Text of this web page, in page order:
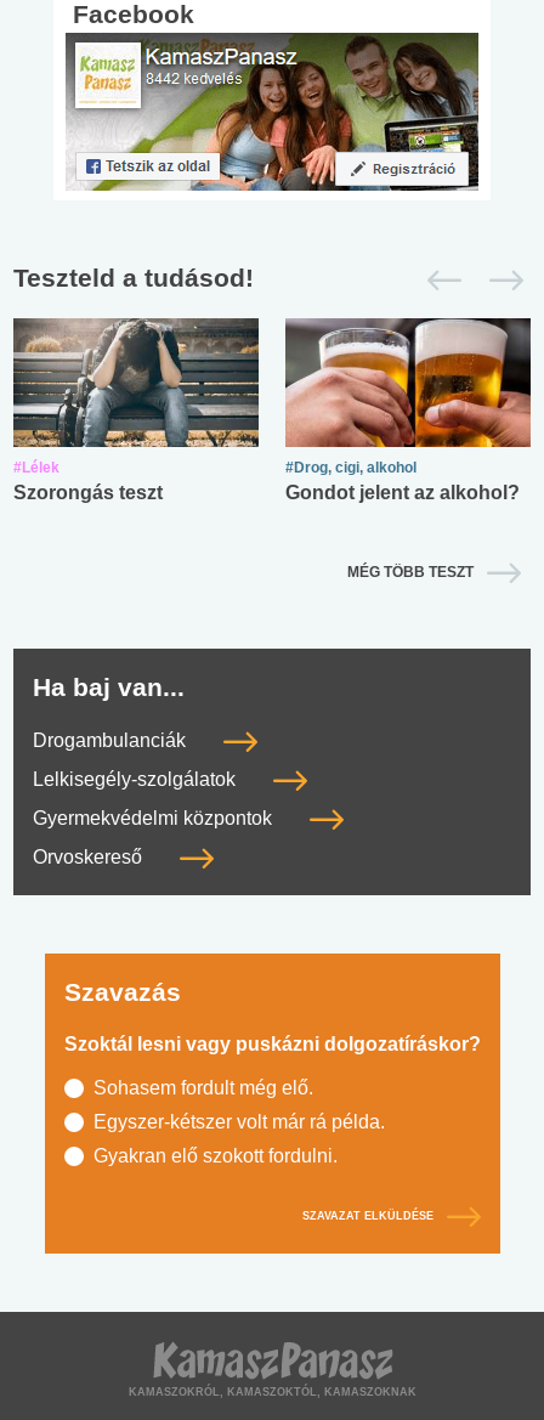
Facebook
Teszteld a tudásod!
#Lélek
Szorongás teszt
#Drog, cigi, alkohol
Gondot jelent az alkohol?
MÉG TÖBB TESZT
Ha baj van...
Drogambulanciák
Lelkisegély-szolgálatok
Gyermekvédelmi központok
Orvoskereső
Szavazás
Szoktál lesni vagy puskázni dolgozatíráskor?
Sohasem fordult még elő.
Egyszer-kétszer volt már rá példa.
Gyakran elő szokott fordulni.
SZAVAZAT ELKÜLDÉSE
KAMASZOKRÓL, KAMASZOKTÓL, KAMASZOKNAK